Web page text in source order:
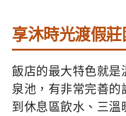
享沐時光渡假
飯店的最大特色就
泉池，有非常完善
到休息區飲水、三